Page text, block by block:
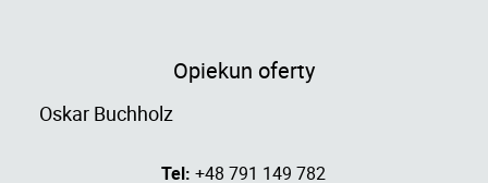
Opiekun oferty
Oskar Buchholz
Tel: +48 791 149 782